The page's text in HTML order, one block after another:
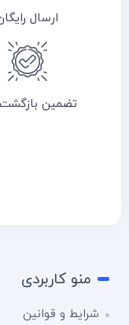
ارسال
تضمین
منو کاربردی
شرایط و قوانین